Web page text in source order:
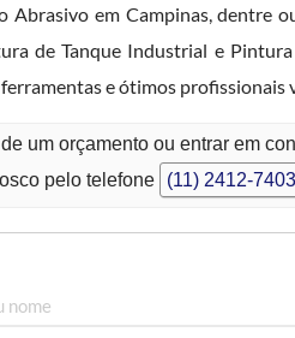
Abrasivo em Campinas, dentre
de Tanque Industrial e
e ótimos
um orçamento ou entrar em
pelo telefone
(11) 2412-7403